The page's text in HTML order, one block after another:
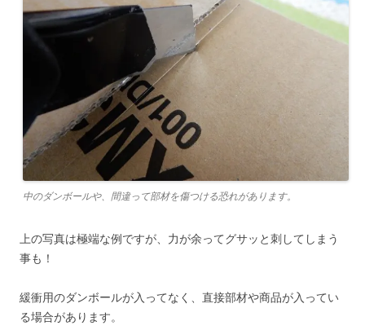
中のダンボールや、間違って部材を傷つける恐れがあります。
上の写真は極端な例ですが、力が余ってグサッと刺してしまう
事も！
緩衝用のダンボールが入ってなく、直接部材や商品が入ってい
る場合があります。